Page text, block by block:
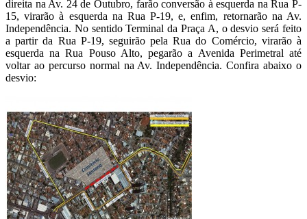
direita na Av. 24 de Outubro, farão conversão à esquerda na Rua P-
15, virarão à esquerda na Rua P-19, e, enfim, retornarão na Av.
Independência. No sentido Terminal da Praça A, o desvio será feito
a partir da Rua P-19, seguirão pela Rua do Comércio, virarão à
esquerda na Rua Pouso Alto, pegarão a Avenida Perimetral até
voltar ao percurso normal na Av. Independência. Confira abaixo o
desvio: